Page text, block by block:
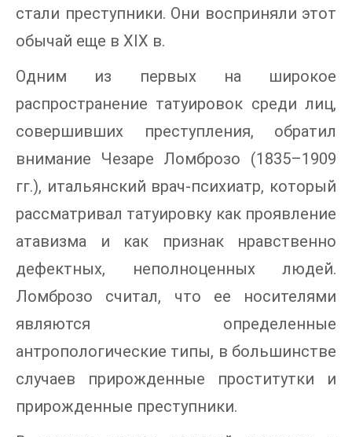
стали преступники. Они восприняли этот
обычай еще в XIX в.
Одним из первых на широкое
распространение татуировок среди лиц,
совершивших преступления, обратил
внимание Чезаре Ломброзо (1835–1909
гг.), итальянский врач-психиатр, который
рассматривал татуировку как проявление
атавизма и как признак нравственно
дефектных, неполноценных людей.
Ломброзо считал, что ее носителями
являются определенные
антропологические типы, в большинстве
случаев прирожденные проститутки и
прирожденные преступники.